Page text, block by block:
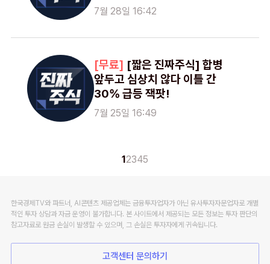
7월 28일 16:42
[짧은 진짜주식] 합병
앞두고 심상치 않다 이틀 간
30% 급등 잭팟!
7월 25일 16:49
1 2345
한국경제TV와 파트너, AI콘텐츠 제공업체는 금융투자업자가 아닌 유사투자자문업자로 개별
적인 투자 상담과 자금 운영이 불가합니다. 본 사이트에서 제공되는 모든 정보는 투자 판단의
참고자료로 원금 손실이 발생할 수 있으며, 그 손실은 투자자에게 귀속됩니다.
고객센터 문의하기